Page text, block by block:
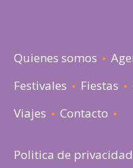
Quienes somos
Festivales
Fiestas
Viajes
Contacto
Politica de privacidad